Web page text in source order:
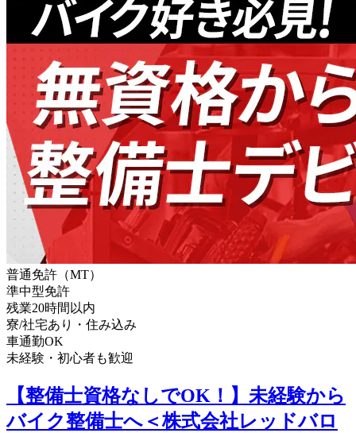
普通免許（MT）
準中型免許
残業20時間以内
寮/社宅あり・住み込み
車通勤OK
未経験・初心者も歓迎
【整備士資格なしでOK！】未経験から
バイク整備士へ＜株式会社レッドバロ